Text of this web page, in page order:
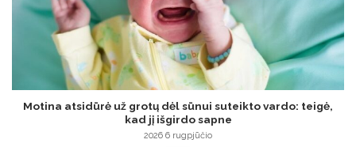
Motina atsidūrė už grotų dėl sūnui suteikto vardo: teigė,
kad jį išgirdo sapne
2026 6 rugpjūčio